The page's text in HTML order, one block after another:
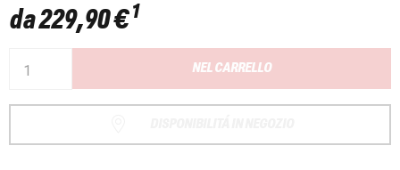
da229,90 €1
NEL CARRELLO